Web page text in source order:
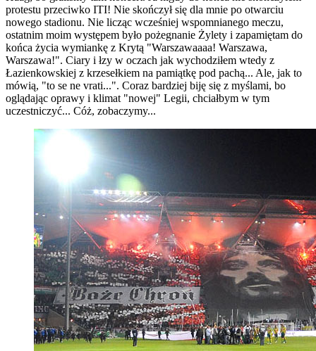
protestu przeciwko ITI! Nie skończył się dla mnie po otwarciu
nowego stadionu. Nie licząc wcześniej wspomnianego meczu,
ostatnim moim występem było pożegnanie Żylety i zapamiętam do
końca życia wymiankę z Krytą "Warszawaaaa! Warszawa,
Warszawa!". Ciary i łzy w oczach jak wychodziłem wtedy z
Łazienkowskiej z krzesełkiem na pamiątkę pod pachą... Ale, jak to
mówią, "to se ne vrati...". Coraz bardziej biję się z myślami, bo
oglądając oprawy i klimat "nowej" Legii, chciałbym w tym
uczestniczyć... Cóż, zobaczymy...